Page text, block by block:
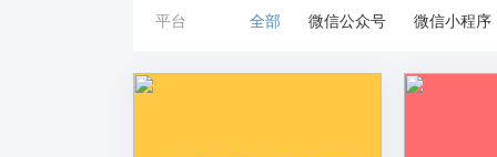
平台 全部 微信公众号 微信小程序